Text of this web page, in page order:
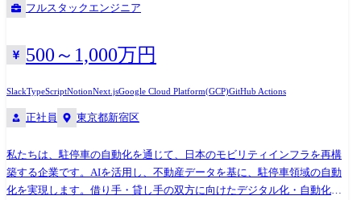
フルスタックエンジニア
500～1,000万円
SlackTypeScriptNotionNext.jsGoogle Cloud Platform(GCP)GitHub Actions
正社員 東京都新宿区
私たちは、駐停車の自動化を通じて、日本のモビリティインフラを再構
築する企業です。AIを活用し、不動産データを基に、駐停車領域の自動
化を実現します。借り手・貸し手の双方に向けたデジタル化・自動化サ